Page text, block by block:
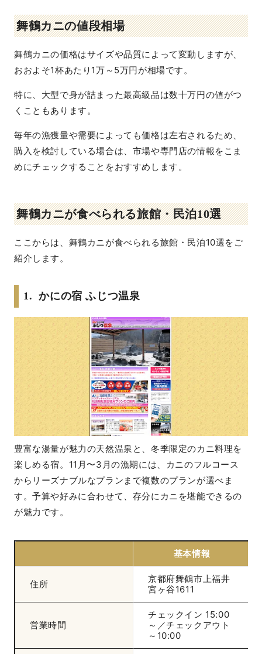
舞鶴カニの値段相場
舞鶴カニの価格はサイズや品質によって変動しますが、
おおよそ1杯あたり1万～5万円が相場です。
特に、大型で身が詰まった最高級品は数十万円の値がつ
くこともあります。
毎年の漁獲量や需要によっても価格は左右されるため、
購入を検討している場合は、市場や専門店の情報をこま
めにチェックすることをおすすめします。
舞鶴カニが食べられる旅館・民泊10選
ここからは、舞鶴カニが食べられる旅館・民泊10選をご
紹介します。
1. かにの宿 ふじつ温泉
豊富な湯量が魅力の天然温泉と、冬季限定のカニ料理を
楽しめる宿。11月〜3月の漁期には、カニのフルコース
からリーズナブルなプランまで複数のプランが選べま
す。予算や好みに合わせて、存分にカニを堪能できるの
が魅力です。
基本情報
住所
京都府舞鶴市上福井
宮ヶ谷1611
営業時間
チェックイン 15:00
～／チェックアウト
～10:00